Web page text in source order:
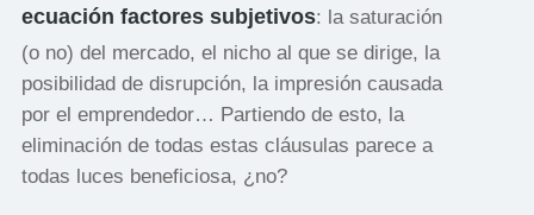
ecuación factores subjetivos: la saturación
(o no) del mercado, el nicho al que se dirige, la
posibilidad de disrupción, la impresión causada
por el emprendedor… Partiendo de esto, la
eliminación de todas estas cláusulas parece a
todas luces beneficiosa, ¿no?